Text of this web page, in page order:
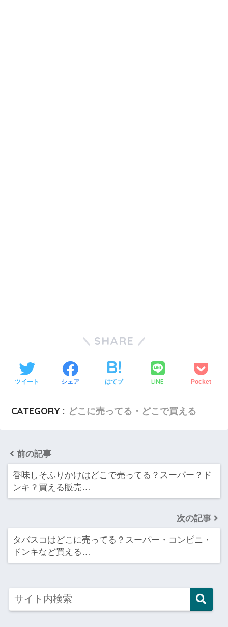
SHARE
ツイート シェア はてブ LINE Pocket
CATEGORY : どこに売ってる・どこで買える
前の記事
香味しそふりかけはどこで売ってる？スーパー？ド
ンキ？買える販売…
次の記事
タバスコはどこに売ってる？スーパー・コンビニ・
ドンキなど買える…